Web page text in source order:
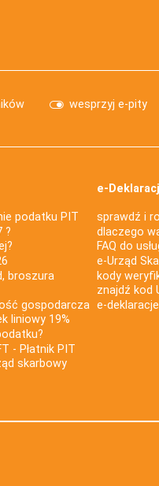
wesprzyj e-pity
podatku PIT
?
broszura
gospodarcza
liniowy 19%
- Płatnik PIT
skarbowy
e-
sprawdź i
dlaczego
FAQ do
e-Urząd
kody
znajdź kod
e-